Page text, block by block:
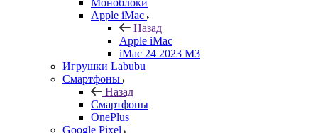
Моноблоки
Apple iMac
Назад
Apple iMac
iMac 24 2023 M3
Игрушки Labubu
Смартфоны
Назад
Смартфоны
OnePlus
Google Pixel